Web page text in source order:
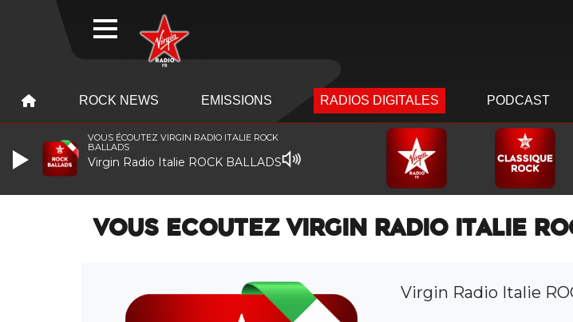
ROCK NEWS EMISSIONS RADIOS DIGITALES PODCAST
VOUS ECOUTEZ VIRGIN RADIO ITALIE
Virgin Radio Italie
VOUS ÉCOUTEZ VIRGIN RADIO ITALIE ROCK
BALLADS
Virgin Radio Italie ROCK BALLADS
WEBRADIO